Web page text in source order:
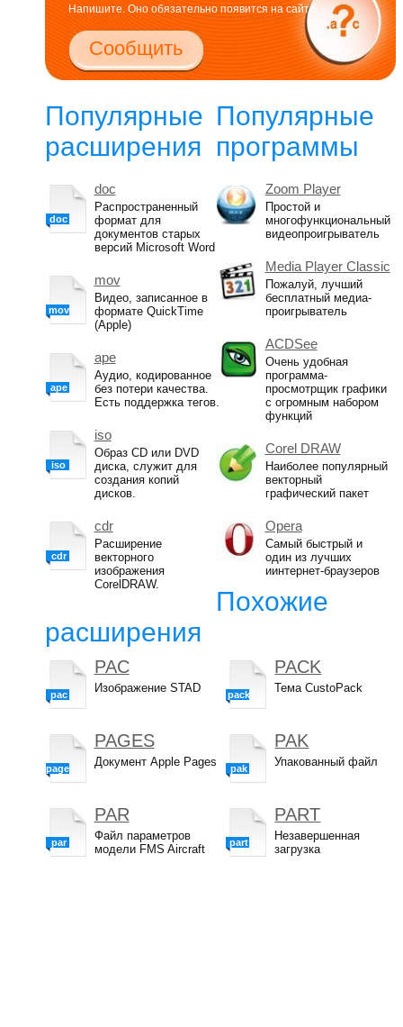
Напишите. Оно обязательно появится на сайте.
Сообщить
Популярные
расширения
doc
doc
Распространенный
формат для
документов старых
версий Microsoft Word
mov
mov
Видео, записанное в
формате QuickTime
(Apple)
ape
ape
Аудио, кодированное
без потери качества.
Есть поддержка тегов.
iso
iso
Образ CD или DVD
диска, служит для
создания копий
дисков.
cdr
cdr
Расширение
векторного
изображения
CorelDRAW.
Популярные
программы
Zoom Player
Простой и
многофункциональный
видеопроигрыватель
Media Player Classic
Пожалуй, лучший
бесплатный медиа-
проигрыватель
ACDSee
Очень удобная
программа-
просмотрщик графики
с огромным набором
функций
Corel DRAW
Наиболее популярный
векторный
графический пакет
Opera
Самый быстрый и
один из лучших
иинтернет-браузеров
Похожие
расширения
pac
PAC
Изображение STAD
pages
PAGES
Документ Apple Pages
par
PAR
Файл параметров
модели FMS Aircraft
pack
PACK
Тема CustoPack
pak
PAK
Упакованный файл
part
PART
Незавершенная
загрузка